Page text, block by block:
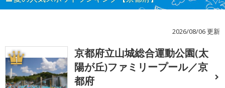
2026/08/06 更新
1
京都府立山城総合運動公園(太
陽が丘)ファミリープール／京
都府